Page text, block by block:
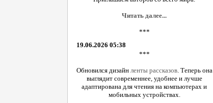
Читать далее...
***
19.06.2026 05:38
***
Обновился дизайн ленты рассказов. Теперь она
выглядит современнее, удобнее и лучше
адаптирована для чтения на компьютерах и
мобильных устройствах.